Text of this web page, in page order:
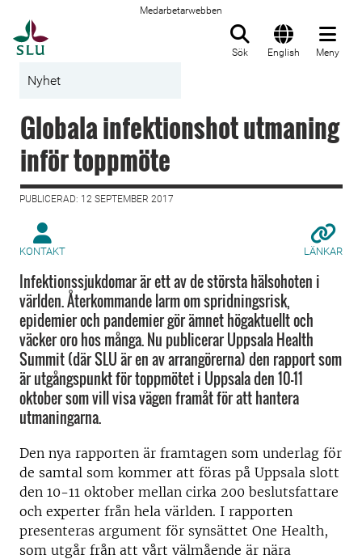
Medarbetarwebben
Sök English Meny
Nyhet
Globala infektionshot utmaning
inför toppmöte
PUBLICERAD: 12 SEPTEMBER 2017
KONTAKT LÄNKAR
Infektionssjukdomar är ett av de största hälsohoten i
världen. Återkommande larm om spridningsrisk,
epidemier och pandemier gör ämnet högaktuellt och
väcker oro hos många. Nu publicerar Uppsala Health
Summit (där SLU är en av arrangörerna) den rapport som
är utgångspunkt för toppmötet i Uppsala den 10-11
oktober som vill visa vägen framåt för att hantera
utmaningarna.
Den nya rapporten är framtagen som underlag för
de samtal som kommer att föras på Uppsala slott
den 10-11 oktober mellan cirka 200 beslutsfattare
och experter från hela världen. I rapporten
presenteras argument för synsättet One Health,
som utgår från att vårt välmående är nära